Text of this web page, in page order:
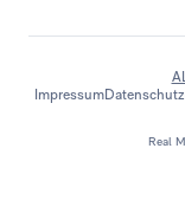
Real
Impressum